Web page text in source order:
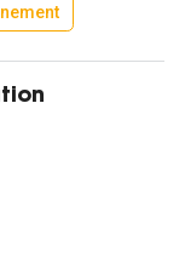
de réunion, enfin
l'espace !
de l'accueil de
et le
est équipé
conditions de